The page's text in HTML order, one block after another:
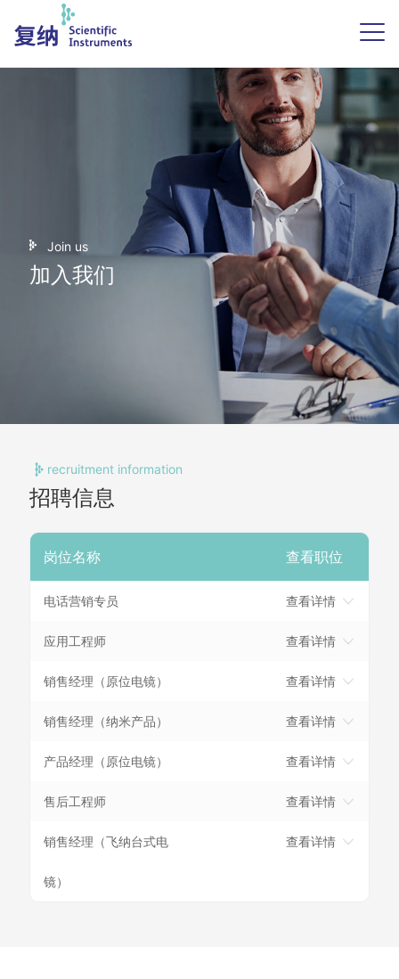
Join us
加入我们
recruitment information
招聘信息
岗位名称 查看职位
电话营销专员 查看详情
应用工程师 查看详情
销售经理（原位电镜） 查看详情
销售经理（纳米产品） 查看详情
产品经理（原位电镜） 查看详情
售后工程师 查看详情
销售经理（飞纳台式电
镜）
查看详情